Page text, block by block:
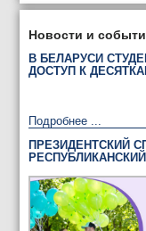
Новости и
В БЕЛАРУСИ
ДОСТУП К
Подробнее ...
ПРЕЗИДЕНТСКИЙ